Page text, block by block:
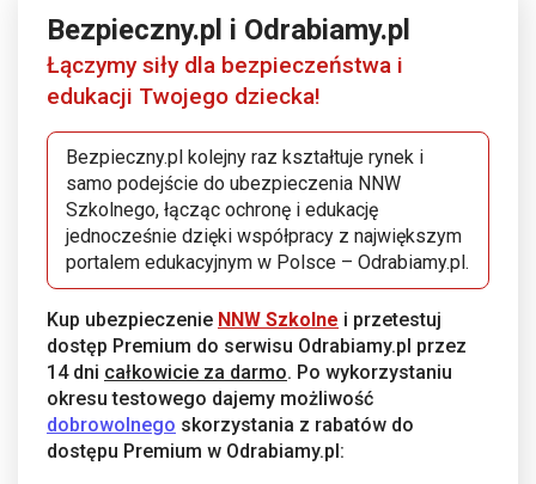
Bezpieczny.pl i Odrabiamy.pl
Łączymy siły dla bezpieczeństwa i
edukacji Twojego dziecka!
Bezpieczny.pl kolejny raz kształtuje rynek i
samo podejście do ubezpieczenia NNW
Szkolnego, łącząc ochronę i edukację
jednocześnie dzięki współpracy z największym
portalem edukacyjnym w Polsce – Odrabiamy.pl.
Kup ubezpieczenie NNW Szkolne i przetestuj
dostęp Premium do serwisu Odrabiamy.pl przez
14 dni całkowicie za darmo. Po wykorzystaniu
okresu testowego dajemy możliwość
dobrowolnego skorzystania z rabatów do
dostępu Premium w Odrabiamy.pl: